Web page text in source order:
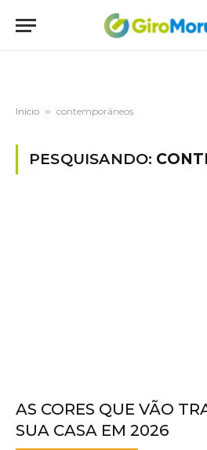
Início » contemporâneos
PESQUISANDO:
AS CORES QUE VÃO
SUA CASA EM 2026